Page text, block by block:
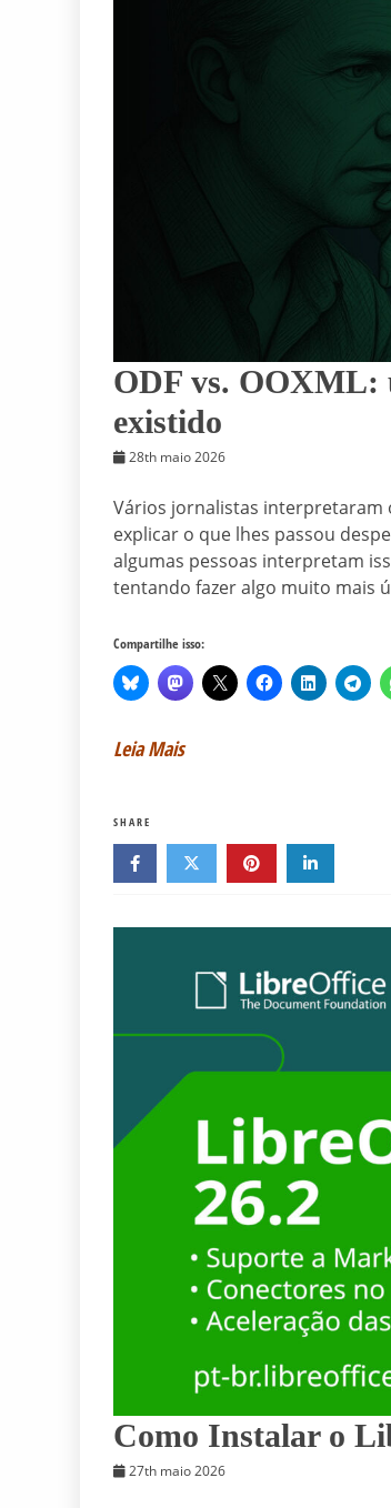
ODF vs. OOXML:
existido
28th maio 2026
Vários jornalistas interpretaram
explicar o que lhes passou
algumas pessoas interpretam
tentando fazer algo muito mais
Compartilhe isso:
Leia Mais
SHARE
Como Instalar o
27th maio 2026